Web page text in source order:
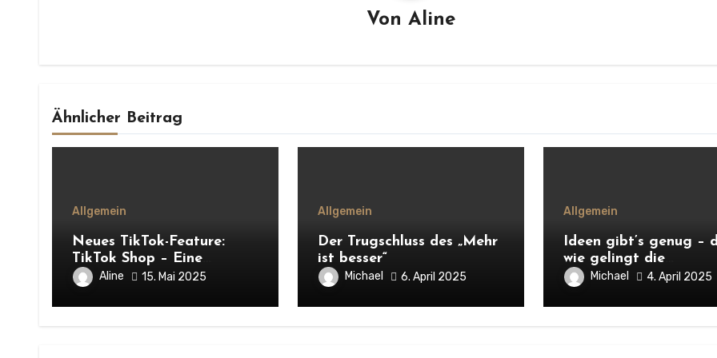
Von Aline
Ähnlicher Beitrag
Allgemein
Neues TikTok-Feature:
TikTok Shop – Eine
Revolution für das B2B-
Marketing
Aline 15. Mai 2025
Allgemein
Der Trugschluss des „Mehr
ist besser“
Michael 6. April 2025
Allgemein
Ideen gibt’s genug –
wie gelingt die
Umsetzung?
Michael 4. April 2025